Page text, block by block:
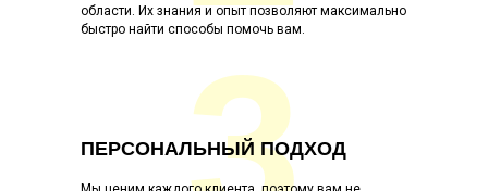
области. Их знания и опыт позволяют максимально
быстро найти способы помочь вам.
ПЕРСОНАЛЬНЫЙ ПОДХОД